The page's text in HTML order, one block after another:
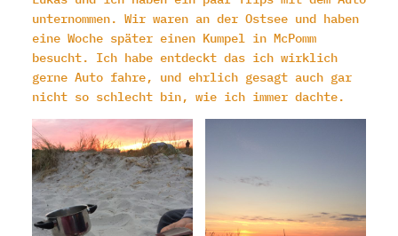
unternommen. Wir waren an der Ostsee und haben
eine Woche später einen Kumpel in McPomm
besucht. Ich habe entdeckt das ich wirklich
gerne Auto fahre, und ehrlich gesagt auch gar
nicht so schlecht bin, wie ich immer dachte.